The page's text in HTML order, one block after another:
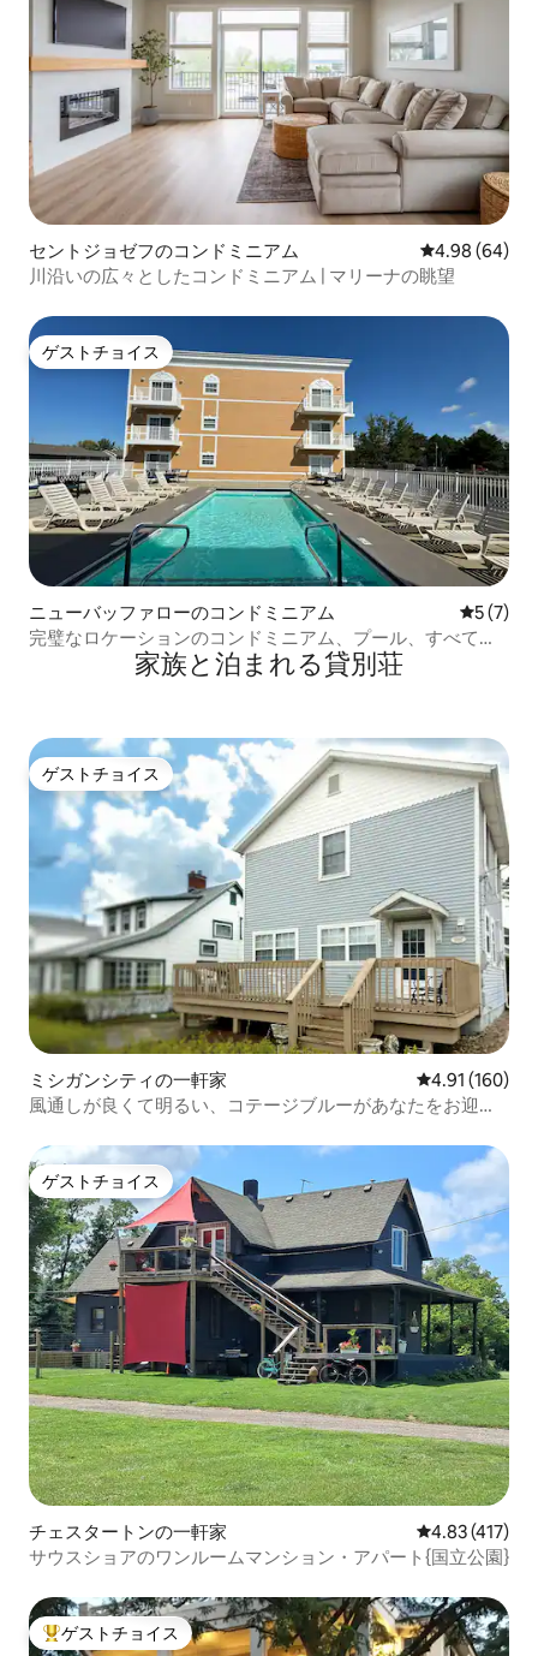
セントジョゼフのコンドミニアム レビュー64件
4.98 (64)
川沿いの広々としたコンドミニアム | マリーナの眺望
ゲストチョイス
ゲストチョイス
ニューバッファローのコンドミニアム レビュー
5 (7)
完璧なロケーションのコンドミニアム、プール、すべての
ビーチまで徒歩1.5家族と泊まれる貸別荘
ゲストチョイス
ゲストチョイス
ミシガンシティの一軒家 レビュー160
4.91 (160)
風通しが良くて明るい、コテージブルーがあなたをお迎え
ゲストチョイス
ゲストチョイス
チェスタートンの一軒家 レビュー417
4.83 (417)
サウスショアのワンルームマンション・アパート{国立公園}
大好評のゲストチョイスです。
ゲストチョイス